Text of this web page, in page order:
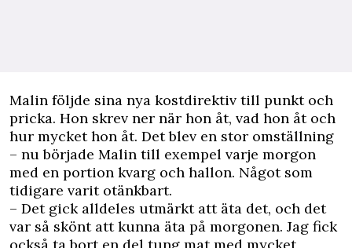
Malin följde sina nya kostdirektiv till punkt och
pricka. Hon skrev ner när hon åt, vad hon åt och
hur mycket hon åt. Det blev en stor omställning
– nu började Malin till exempel varje morgon
med en portion kvarg och hallon. Något som
tidigare varit otänkbart.
– Det gick alldeles utmärkt att äta det, och det
var så skönt att kunna äta på morgonen. Jag fick
också ta bort en del tung mat med mycket